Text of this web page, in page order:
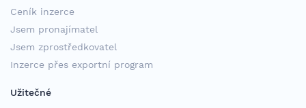
Ceník inzerce
Jsem pronajímatel
Jsem zprostředkovatel
Inzerce přes exportní program
Užitečné